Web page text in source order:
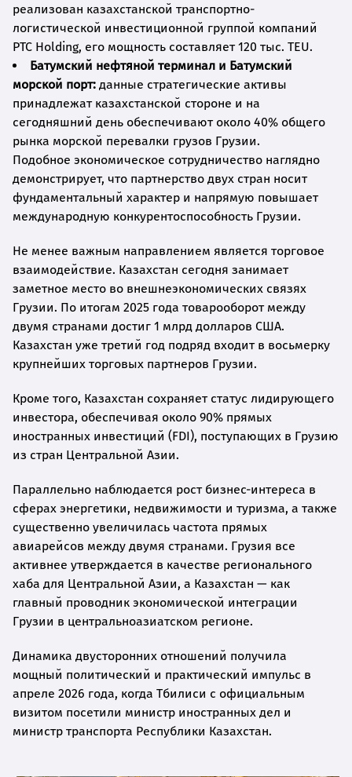
реализован казахстанской транспортно-
логистической инвестиционной группой компаний
PTC Holding, его мощность составляет 120 тыс. TEU.
Батумский нефтяной терминал и Батумский
морской порт: данные стратегические активы
принадлежат казахстанской стороне и на
сегодняшний день обеспечивают около 40% общего
рынка морской перевалки грузов Грузии.
Подобное экономическое сотрудничество наглядно
демонстрирует, что партнерство двух стран носит
фундаментальный характер и напрямую повышает
международную конкурентоспособность Грузии.
Не менее важным направлением является торговое
взаимодействие. Казахстан сегодня занимает
заметное место во внешнеэкономических связях
Грузии. По итогам 2025 года товарооборот между
двумя странами достиг 1 млрд долларов США.
Казахстан уже третий год подряд входит в восьмерку
крупнейших торговых партнеров Грузии.
Кроме того, Казахстан сохраняет статус лидирующего
инвестора, обеспечивая около 90% прямых
иностранных инвестиций (FDI), поступающих в Грузию
из стран Центральной Азии.
Параллельно наблюдается рост бизнес-интереса в
сферах энергетики, недвижимости и туризма, а также
существенно увеличилась частота прямых
авиарейсов между двумя странами. Грузия все
активнее утверждается в качестве регионального
хаба для Центральной Азии, а Казахстан — как
главный проводник экономической интеграции
Грузии в центральноазиатском регионе.
Динамика двусторонних отношений получила
мощный политический и практический импульс в
апреле 2026 года, когда Тбилиси с официальным
визитом посетили министр иностранных дел и
министр транспорта Республики Казахстан.